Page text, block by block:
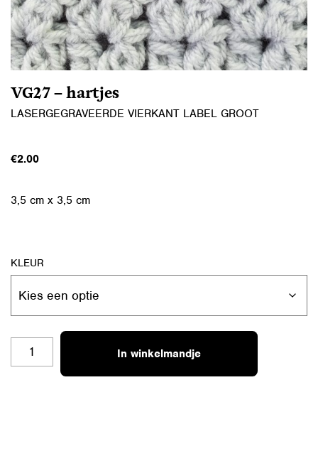
VG27 – hartjes
LASERGEGRAVEERDE VIERKANT LABEL GROOT
€2.00
3,5 cm x 3,5 cm
KLEUR
VG27
In winkelmandje